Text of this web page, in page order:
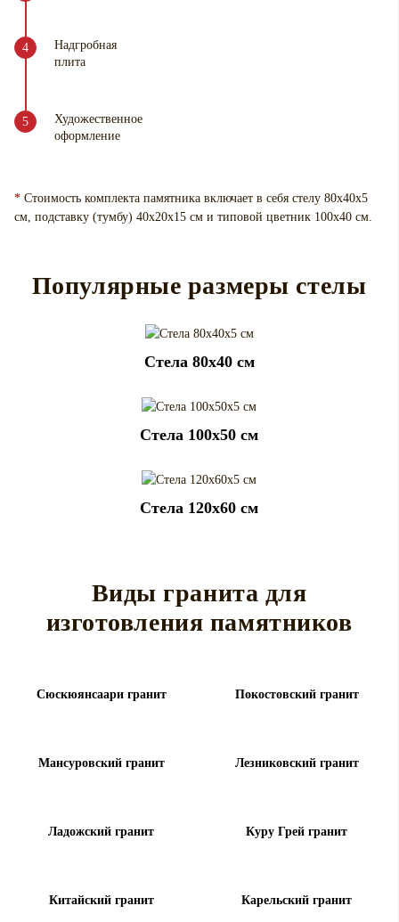
Надгробная
плита
Художественное
оформление
* Стоимость комплекта памятника включает в себя стелу 80х40х5
см, подставку (тумбу) 40х20х15 см и типовой цветник 100х40 см.
Популярные размеры стелы
Cтела 80x40 см
Cтела 100x50 см
Cтела 120x60 см
Виды гранита для
изготовления памятников
Сюскюянсаари гранит Покостовский гранит
Мансуровский гранит Лезниковский гранит
Ладожский гранит Куру Грей гранит
Китайский гранит Карельский гранит